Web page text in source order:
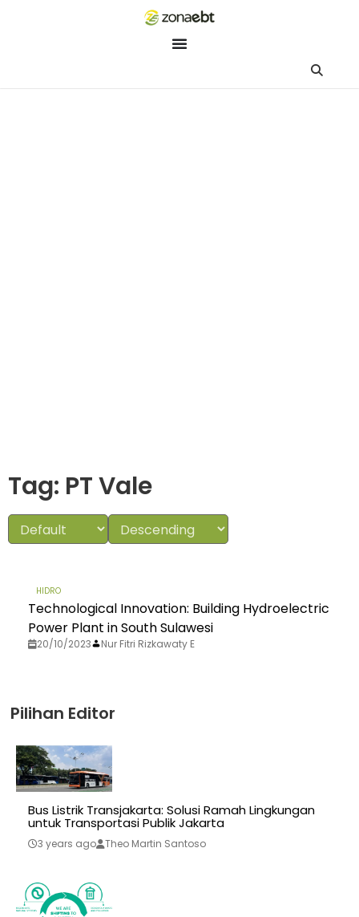
Tag: PT Vale
HIDRO
Technological Innovation: Building Hydroelectric
Power Plant in South Sulawesi
20/10/2023 Nur Fitri Rizkawaty E
Pilihan Editor
Bus Listrik Transjakarta: Solusi Ramah Lingkungan
untuk Transportasi Publik Jakarta
3 years ago Theo Martin Santoso